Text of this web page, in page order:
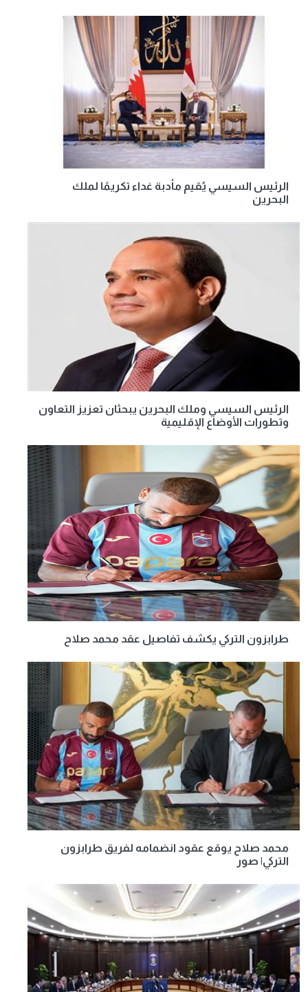
الرئيس السيسي يُقيم مأدبة غداء تكريمًا لملك
البحرين
الرئيس السيسي وملك البحرين يبحثان تعزيز التعاون
وتطورات الأوضاع الإقليمية
طرابزون التركي يكشف تفاصيل عقد محمد صلاح
محمد صلاح يوقع عقود انضمامه لفريق طرابزون
التركي| صور